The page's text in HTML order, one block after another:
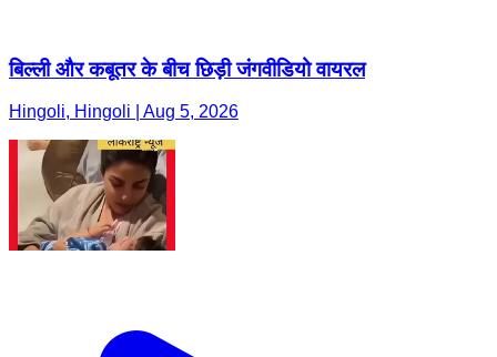
बिल्ली और कबूतर के बीच छिड़ी जंगवीडियो वायरल
Hingoli, Hingoli | Aug 5, 2026